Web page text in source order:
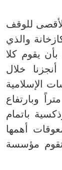
للوقف
والذي
بأن يقوم كلا
خلال
مع المقدسات الإسلامية
في مدينة يافا بناء السور بطول 42 متراً وبارتفاع
باتمام
أهمها
مؤسسة